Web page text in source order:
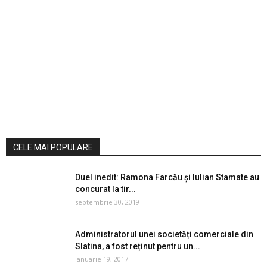
CELE MAI POPULARE
Duel inedit: Ramona Farcău și Iulian Stamate au
concurat la tir...
septembrie 30, 2019
Administratorul unei societăți comerciale din
Slatina, a fost reținut pentru un...
ianuarie 19, 2017